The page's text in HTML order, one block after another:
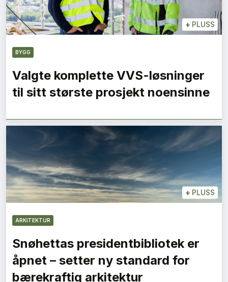
+ PLUSS
BYGG
Valgte komplette VVS-løsninger
til sitt største prosjekt noensinne
+ PLUSS
ARKITEKTUR
Snøhettas presidentbibliotek er
åpnet – setter ny standard for
bærekraftig arkitektur